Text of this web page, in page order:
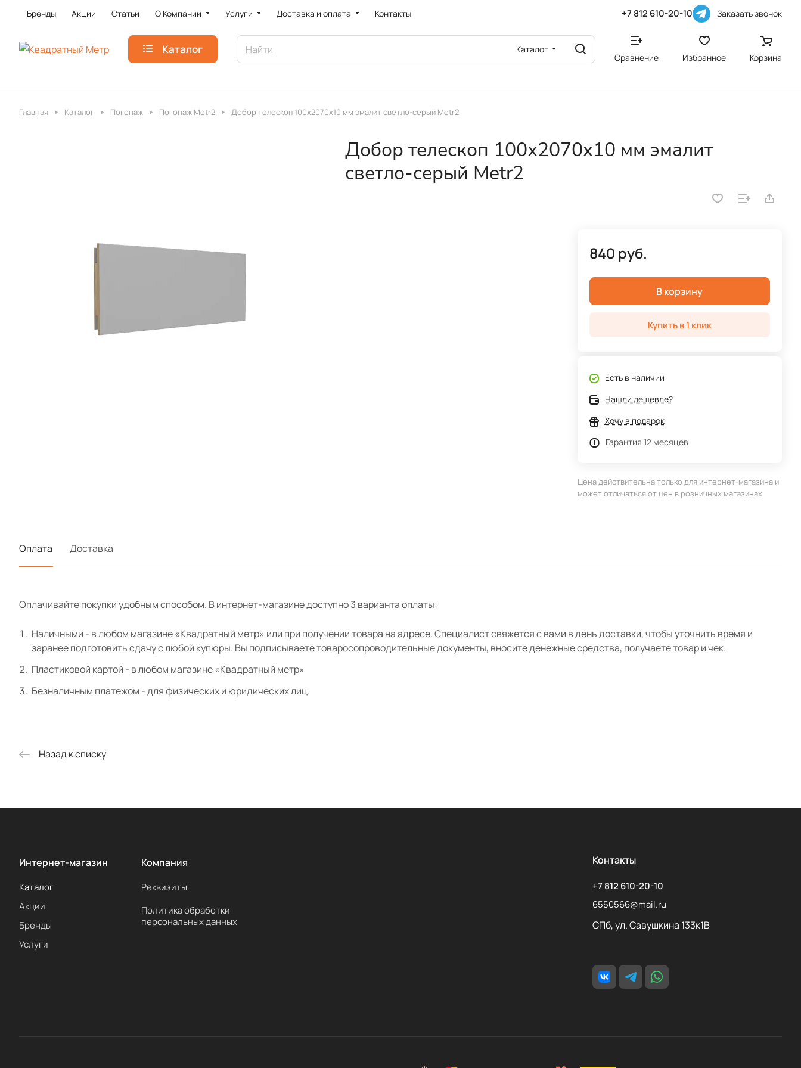
Бренды Акции Статьи О Компании Услуги Доставка и оплата Контакты +7 812 610-20-10 Заказать звонок
Каталог Каталог
Сравнение Избранное Корзина
Главная Каталог Погонаж Погонаж Metr2 Добор телескоп 100х2070x10 мм эмалит светло-серый Metr2
Добор телескоп 100х2070x10 мм эмалит
светло-серый Metr2
840 руб.
В корзину
Купить в 1 клик
Есть в наличии
Нашли дешевле?
Хочу в подарок
Гарантия 12 месяцев
Цена действительна только для интернет-магазина и
может отличаться от цен в розничных магазинах
Оплата Доставка
Оплачивайте покупки удобным способом. В интернет-магазине доступно 3 варианта оплаты:
Наличными - в любом магазине «Квадратный метр» или при получении товара на адресе. Специалист свяжется с вами в день доставки, чтобы уточнить время и
заранее подготовить сдачу с любой купюры. Вы подписываете товаросопроводительные документы, вносите денежные средства, получаете товар и чек.
Пластиковой картой - в любом магазине «Квадратный метр»
Безналичным платежом - для физических и юридических лиц.
Назад к списку
Интернет-магазин
Каталог
Акции
Бренды
Услуги
Компания
Реквизиты
Политика обработки
персональных данных
Контакты
+7 812 610-20-10
6550566@mail.ru
СПб, ул. Савушкина 133к1В